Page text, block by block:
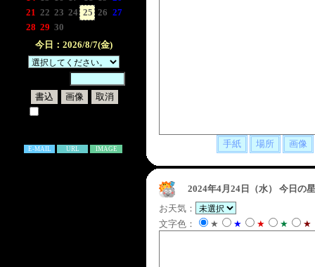
21 22 23 24 25 26 27
28 29 30
今日：2026/8/7(金)
E-MAIL URL IMAGE
2024年4月24日（水）
今日の
お天気：
文字色：
★ ★ ★ ★ ★